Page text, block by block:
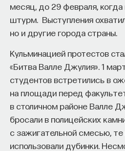
месяц, до 29 февраля, когда
штурм. Выступления
но и другие города страны.
Кульминацией протестов
«Битва Валле Джулия». 1
студентов встретились в
на площади перед
в столичном районе Валле
бросали в полицейских
с зажигательной смесью, те
использовали дубинки.